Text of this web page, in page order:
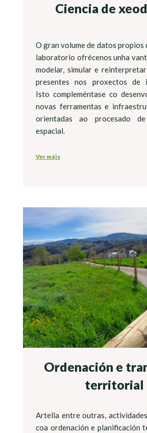
Ciencia de
O gran volume de datos propios
laboratorio ofrécenos unha
modelar, simular e
presentes nos proxectos de
Isto compleméntase co
novas ferramentas e
orientadas ao procesado
espacial.
Ver máis
Ordenación e
territorial
Artella entre outras,
coa ordenación e planificación